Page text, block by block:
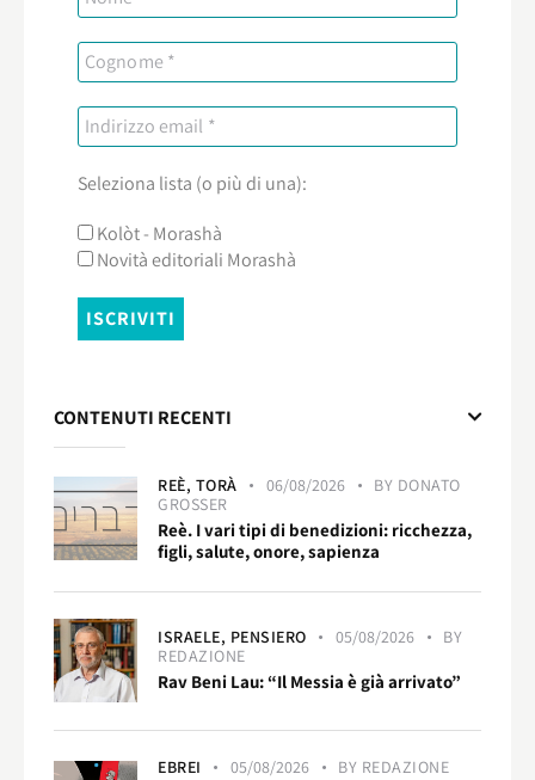
Seleziona lista (o più di una):
Kolòt - Morashà
Novità editoriali Morashà
CONTENUTI RECENTI
REÈ, TORÀ 06/08/2026 BY DONATO
GROSSER
Reè. I vari tipi di benedizioni: ricchezza,
figli, salute, onore, sapienza
ISRAELE, PENSIERO 05/08/2026
BY
REDAZIONE
Rav Beni Lau: “Il Messia è già arrivato”
EBREI 05/08/2026 BY REDAZIONE